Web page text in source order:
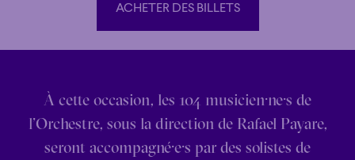
ACHETER DES BILLETS
ACHETER DES BILLETS
À cette occasion, les 104 musicien·ne·s de
l’Orchestre, sous la direction de Rafael Payare,
seront accompagné·e·s par des solistes de